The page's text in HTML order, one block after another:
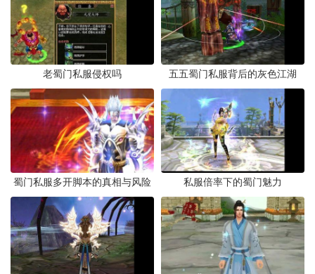
老蜀门私服侵权吗 五五蜀门私服背后的灰色江湖
蜀门私服多开脚本的真相与风险 私服倍率下的蜀门魅力